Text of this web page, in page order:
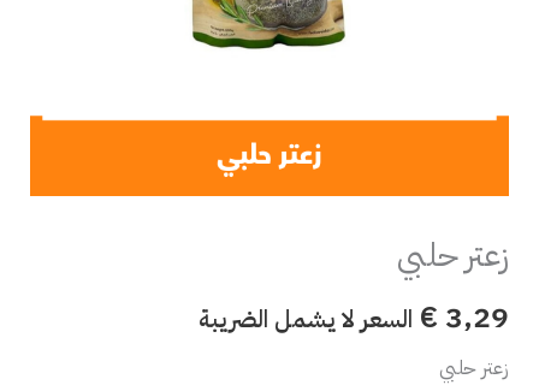
زعتر حلبي
€ 3,29 السعر لا يشمل الضريبة
زعتر حلبي